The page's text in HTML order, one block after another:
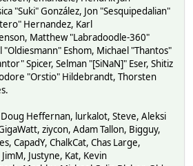
"Suki" González, Jon "Sesquipedalian"
Hernandez, Karl
Matthew "Labradoodle-360"
Eshom, Michael "Thantos"
Spicer, Selman "[SiNaN]" Eser, Shitiz
"Orstio" Hildebrandt, Thorsten
Heffernan, lurkalot, Steve, Aleksi
ziycon, Adam Tallon, Bigguy,
CapadY, ChalkCat, Chas Large,
Justyne, Kat, Kevin